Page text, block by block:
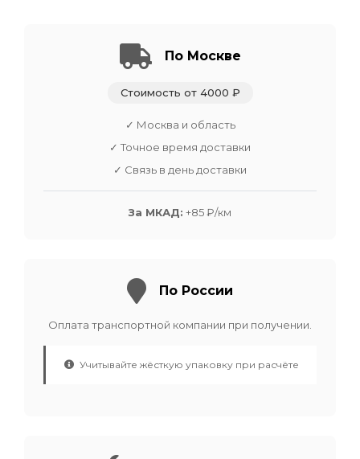
По Москве
Стоимость от 4000 ₽
✓ Москва и область
✓ Точное время доставки
✓ Связь в день доставки
За МКАД: +85 ₽/км
По России
Оплата транспортной компании при получении.
Учитывайте жёсткую упаковку при расчёте